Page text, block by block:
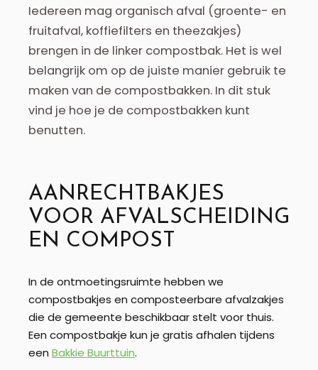
Iedereen mag organisch afval (groente- en
fruitafval, koffiefilters en theezakjes)
brengen in de linker compostbak. Het is wel
belangrijk om op de juiste manier gebruik te
maken van de compostbakken. In dit stuk
vind je hoe je de compostbakken kunt
benutten.
AANRECHTBAKJES
VOOR AFVALSCHEIDING
EN COMPOST
In de ontmoetingsruimte hebben we
compostbakjes en composteerbare afvalzakjes
die de gemeente beschikbaar stelt voor thuis.
Een compostbakje kun je gratis afhalen tijdens
een Bakkie Buurttuin.